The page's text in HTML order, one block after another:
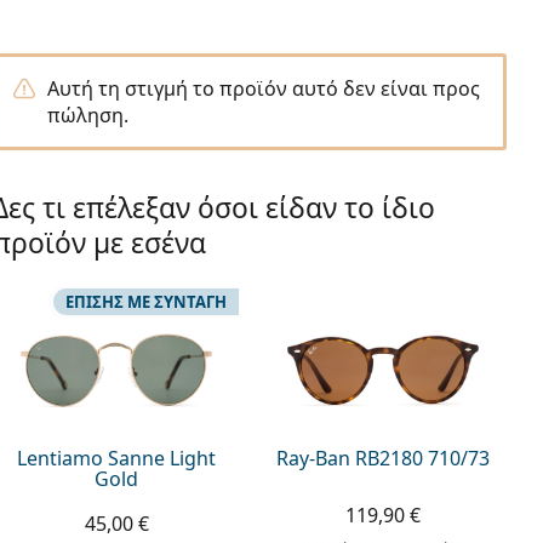
Αυτή τη στιγμή το προϊόν αυτό δεν είναι προς
πώληση.
τι επέλεξαν όσοι είδαν το ίδιο
με εσένα
Lentiamo Sanne Light
Gold
ΕΠΊΣΗΣ ΜΕ ΣΥΝΤΑΓΉ
45,00 €
Ray-Ban RB2180 710/73
119,90 €